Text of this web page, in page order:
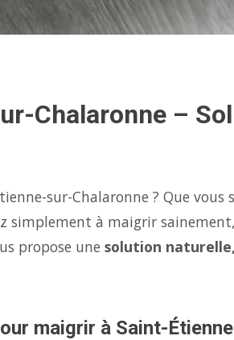
Chalaronne –
sur-Chalaronne ? Que
simplement à maigrir
propose une solution
maigrir à Saint-